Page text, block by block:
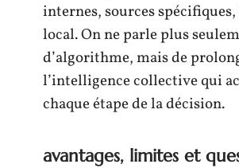
internes, sources
local. On ne parle plus
d’algorithme, mais de
l’intelligence collective qui
chaque étape de la décision.
avantages, limites et